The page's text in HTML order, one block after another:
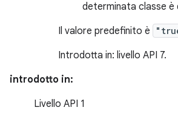
determinata classe è
Il valore predefinito è
Introdotta in: livello API 7.
introdotto in:
Livello API 1